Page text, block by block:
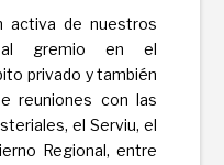
activa de nuestros
al gremio en el
privado y también
reuniones con las
el Serviu, el
Regional, entre